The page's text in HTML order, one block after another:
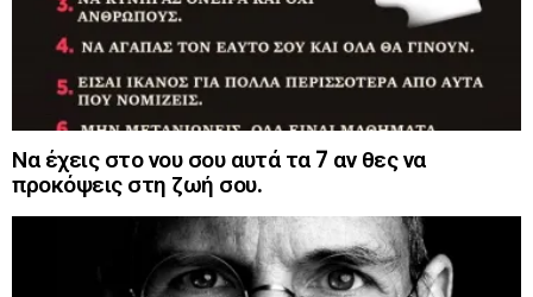
Να έχεις στο νου σου αυτά τα 7 αν θες να
προκόψεις στη ζωή σου.